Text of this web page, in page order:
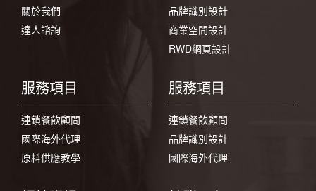
關於我們
達人諮詢
品牌識別設計
商業空間設計
RWD網頁設計
服務項目
連鎖餐飲顧問
國際海外代理
原料供應教學
服務項目
連鎖餐飲顧問
品牌識別設計
國際海外代理